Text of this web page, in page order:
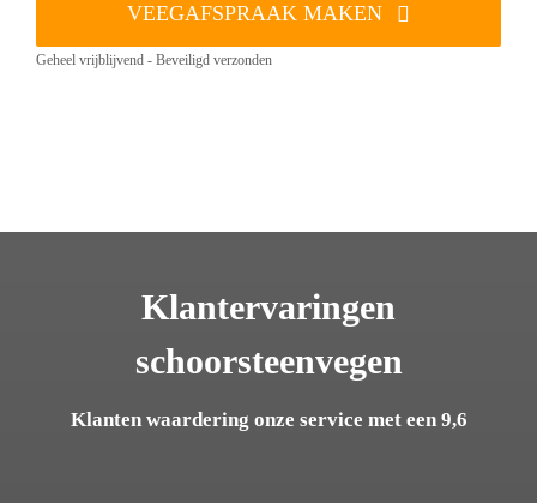
VEEGAFSPRAAK MAKEN
Geheel vrijblijvend - Beveiligd verzonden
Klantervaringen
schoorsteenvegen
Klanten waardering onze service met een 9,6